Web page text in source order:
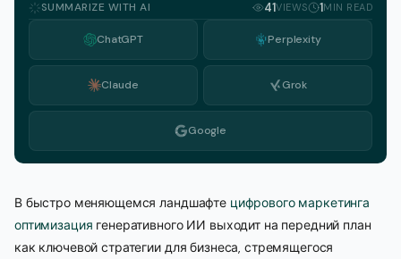
SUMMARIZE WITH AI 41VIEWS 1MIN READ
ChatGPT Perplexity
Claude Grok
Google
В быстро меняющемся ландшафте цифрового маркетинга
оптимизация генеративного ИИ выходит на передний план
как ключевой стратегии для бизнеса, стремящегося